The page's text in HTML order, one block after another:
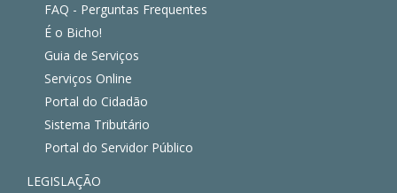
FAQ - Perguntas Frequentes
É o Bicho!
Guia de Serviços
Serviços Online
Portal do Cidadão
Sistema Tributário
Portal do Servidor Público
LEGISLAÇÃO